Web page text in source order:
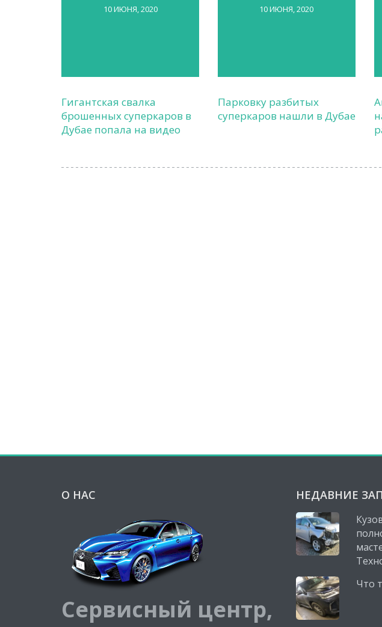
10 ИЮНЯ, 2020
Гигантская свалка
брошенных суперкаров в
Дубае попала на видео
10 ИЮНЯ, 2020
Парковку разбитых
суперкаров нашли в Дубае
О НАС
Сервисный центр,
НЕДАВНИЕ
Что